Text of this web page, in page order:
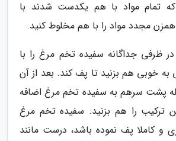
تمام مواد با هم یکدست شدند با
همزن مجدد مواد را با هم مخلوط کنید.
ظرفی جداگانه سفیده تخم مرغ را با
به خوبی هم بزنید تا پف کند. بعد از آن
طی 3 مرحله پشت سرهم به سفیده تخم مرغ اضافه
ترکیب را هم بزنید. سفیده تخم مرغ
و کاملا پف نموده باشد، درست مانند